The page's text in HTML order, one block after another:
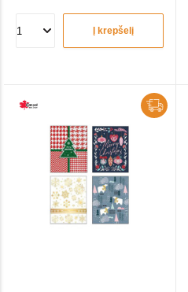
Į krepšelį